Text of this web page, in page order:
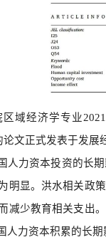
域经济学专业
论文正式发表于发展
人力资本投资的长
明显。洪水相关政
减少教育相关支出
人力资本积累的长